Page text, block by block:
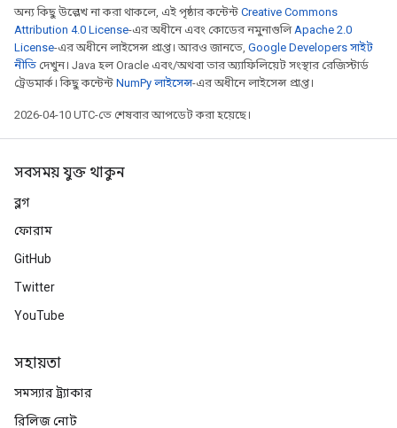
অন্য কিছু উল্লেখ না করা থাকলে, এই পৃষ্ঠার কন্টেন্ট Creative Commons
Attribution 4.0 License-এর অধীনে এবং কোডের নমুনাগুলিApache 2.0
License-এর অধীনে লাইসেন্স প্রাপ্ত। আরও জানতে, Google Developers সাইট
নীতি দেখুন। Java হল Oracle এবং/অথবা তার অ্যাফিলিয়েট সংস্থার রেজিস্টার্ড
ট্রেডমার্ক। কিছু কন্টেন্ট NumPy লাইসেন্স-এর অধীনে লাইসেন্স প্রাপ্ত।
2026-04-10 UTC-তে শেষবার আপডেট করা হয়েছে।
সবসময় যুক্ত থাকুন
ব্লগ
ফোরাম
GitHub
Twitter
YouTube
সহায়তা
সমস্যার ট্র্যাকার
রিলিজ নোট